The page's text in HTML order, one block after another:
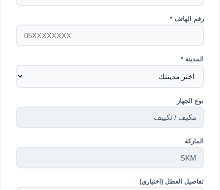
رقم الهاتف *
المدينة *
نوع الجهاز
الماركة
تفاصيل العطل (اختياري)